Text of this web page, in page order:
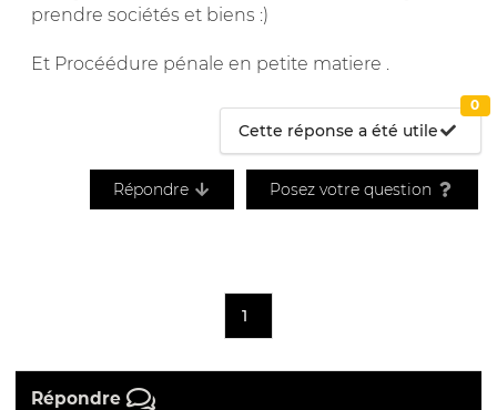
prendre sociétés et biens :)
Et Procéédure pénale en petite matiere .
Cette réponse a été utile
0
Répondre Posez votre question
1
Répondre